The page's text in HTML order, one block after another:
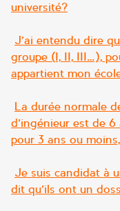
université?
J’ai entendu dire
groupe (I, II, III…),
appartient mon
La durée normale
d’ingénieur est de 6
pour 3 ans ou
Je suis candidat à
dit qu’ils ont un